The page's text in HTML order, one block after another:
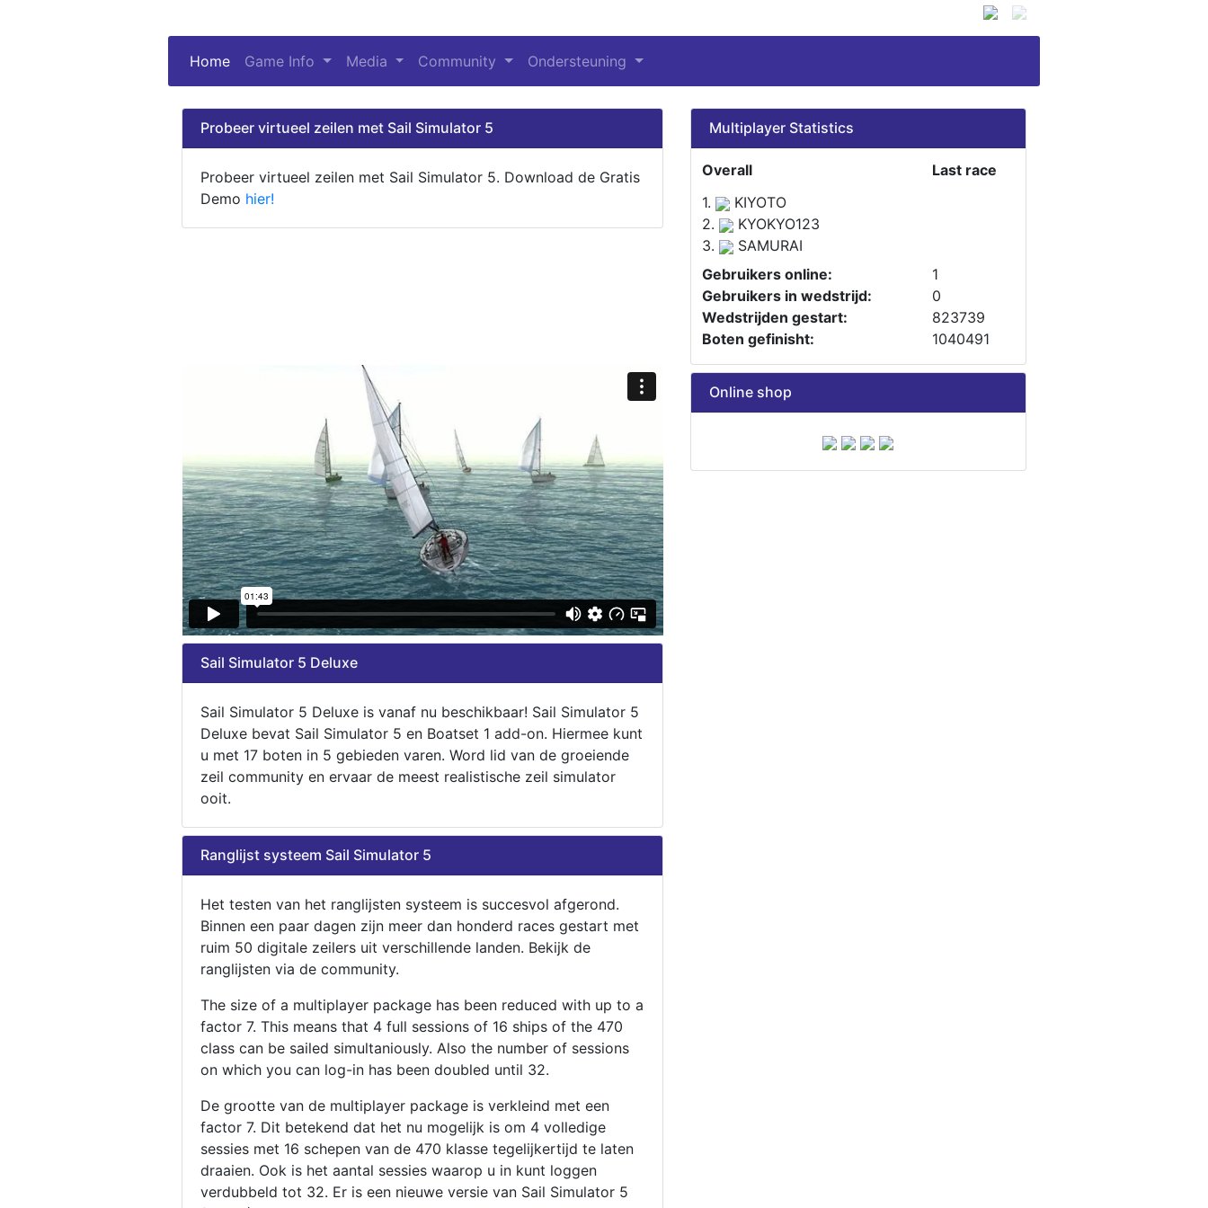
Home (current)
Game Info Media Community Ondersteuning
Probeer virtueel zeilen met Sail Simulator 5
Probeer virtueel zeilen met Sail Simulator 5. Download de Gratis
Demo hier!
Multiplayer Statistics
Overall
Last race
1.
KIYOTO
2.
KYOKYO123
3.
SAMURAI
Gebruikers online:
1
Gebruikers in wedstrijd:
0
Wedstrijden gestart:
823739
Boten gefinisht:
1040491
Sail Simulator 5 Deluxe
Sail Simulator 5 Deluxe is vanaf nu beschikbaar! Sail Simulator 5
Deluxe bevat Sail Simulator 5 en Boatset 1 add-on. Hiermee kunt
u met 17 boten in 5 gebieden varen. Word lid van de groeiende
zeil community en ervaar de meest realistische zeil simulator
ooit.
Ranglijst systeem Sail Simulator 5
Het testen van het ranglijsten systeem is succesvol afgerond.
Binnen een paar dagen zijn meer dan honderd races gestart met
ruim 50 digitale zeilers uit verschillende landen. Bekijk de
ranglijsten via de community.
The size of a multiplayer package has been reduced with up to a
factor 7. This means that 4 full sessions of 16 ships of the 470
class can be sailed simultaniously. Also the number of sessions
on which you can log-in has been doubled until 32.
De grootte van de multiplayer package is verkleind met een
factor 7. Dit betekend dat het nu mogelijk is om 4 volledige
sessies met 16 schepen van de 470 klasse tegelijkertijd te laten
draaien. Ook is het aantal sessies waarop u in kunt loggen
verdubbeld tot 32. Er is een nieuwe versie van Sail Simulator 5
Online shop